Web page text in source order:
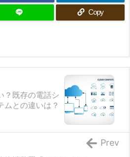
Copy
？既存の電話シ
ムとの違いは？
Prev